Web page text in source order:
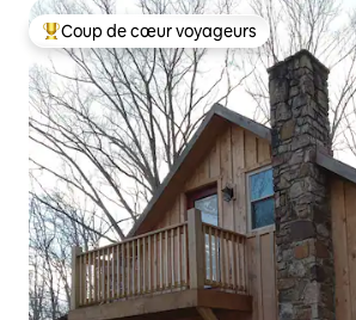
Coups de cœur voyageurs les plus
Coup de cœur voyageurs